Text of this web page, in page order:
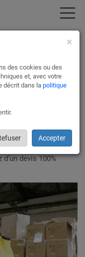
Gratuit &
de vos entrepôts
ainsi que celle
aux normes
fréquence que vous
état ponctuelle ou
devis 100%
×
des cookies ou des
et, avec votre
décrit dans la politique
Accepter